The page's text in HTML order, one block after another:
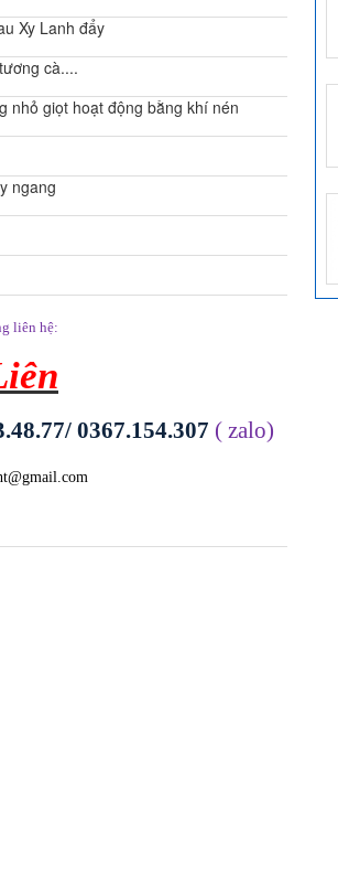
Xy Lanh đẩy
cà....
nhỏ giọt hoạt động bằng khí nén
ngang
liên hệ:
0367.154.307 ( zalo)